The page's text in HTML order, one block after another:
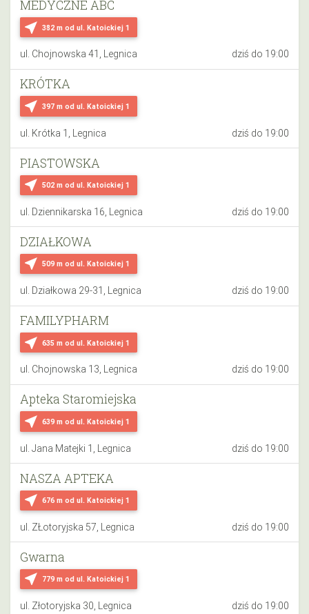
near_me 382 m od ul. Katoickiej 1
MEDYCZNE ABC
ul. Chojnowska 41, Legnica dziś do 19:00
near_me 397 m od ul. Katoickiej 1
KRÓTKA
ul. Krótka 1, Legnica dziś do 19:00
near_me 502 m od ul. Katoickiej 1
PIASTOWSKA
ul. Dziennikarska 16, Legnica dziś do 19:00
near_me 509 m od ul. Katoickiej 1
DZIAŁKOWA
ul. Działkowa 29-31, Legnica dziś do 19:00
near_me 635 m od ul. Katoickiej 1
FAMILYPHARM
ul. Chojnowska 13, Legnica dziś do 19:00
near_me 639 m od ul. Katoickiej 1
Apteka Staromiejska
ul. Jana Matejki 1, Legnica dziś do 19:00
near_me 676 m od ul. Katoickiej 1
NASZA APTEKA
ul. ZŁotoryjska 57, Legnica dziś do 19:00
near_me 779 m od ul. Katoickiej 1
Gwarna
ul. Złotoryjska 30, Legnica dziś do 19:00